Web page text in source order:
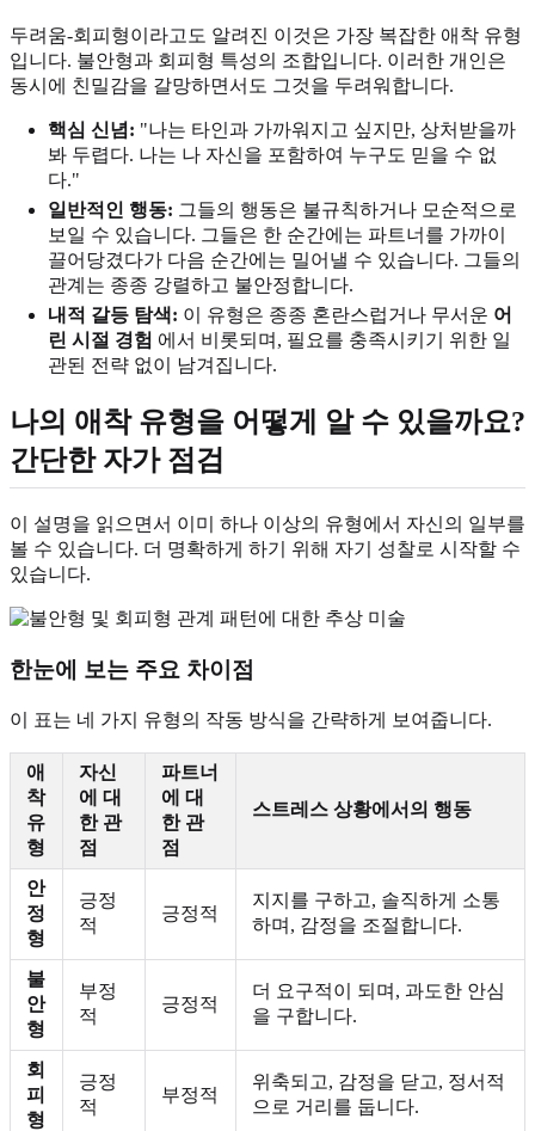
두려움-회피형이라고도 알려진 이것은 가장 복잡한 애착 유형
입니다. 불안형과 회피형 특성의 조합입니다. 이러한 개인은
동시에 친밀감을 갈망하면서도 그것을 두려워합니다.
핵심 신념: "나는 타인과 가까워지고 싶지만, 상처받을까
봐 두렵다. 나는 나 자신을 포함하여 누구도 믿을 수 없
다."
일반적인 행동: 그들의 행동은 불규칙하거나 모순적으로
보일 수 있습니다. 그들은 한 순간에는 파트너를 가까이
끌어당겼다가 다음 순간에는 밀어낼 수 있습니다. 그들의
관계는 종종 강렬하고 불안정합니다.
내적 갈등 탐색: 이 유형은 종종 혼란스럽거나 무서운 어
린 시절 경험 에서 비롯되며, 필요를 충족시키기 위한 일
관된 전략 없이 남겨집니다.
나의 애착 유형을 어떻게 알 수 있을까요?
간단한 자가 점검
이 설명을 읽으면서 이미 하나 이상의 유형에서 자신의 일부를
볼 수 있습니다. 더 명확하게 하기 위해 자기 성찰로 시작할 수
있습니다.
한눈에 보는 주요 차이점
이 표는 네 가지 유형의 작동 방식을 간략하게 보여줍니다.
애
착
유
형
자신
에 대
한 관
점
파트너
에 대
한 관
점
스트레스 상황에서의 행동
안
정
형
긍정
적
긍정적
지지를 구하고, 솔직하게 소통
하며, 감정을 조절합니다.
불
안
형
부정
적
긍정적
더 요구적이 되며, 과도한 안심
을 구합니다.
회
피
형
긍정
적
부정적
위축되고, 감정을 닫고, 정서적
으로 거리를 둡니다.